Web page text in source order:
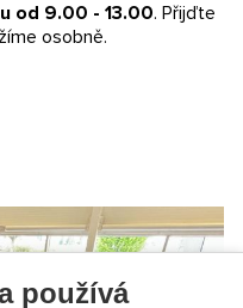
používá
od 9.00 - 13.00. Přijďte
osobně.